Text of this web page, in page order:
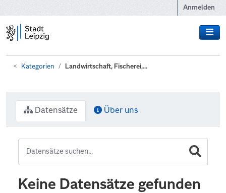
Anmelden
Kategorien Landwirtschaft, Fischerei,...
Datensätze Über uns
Keine Datensätze gefunden